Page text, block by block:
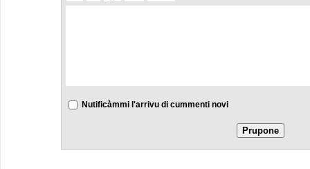
Nutificàmmi l'arrivu di cummenti novi